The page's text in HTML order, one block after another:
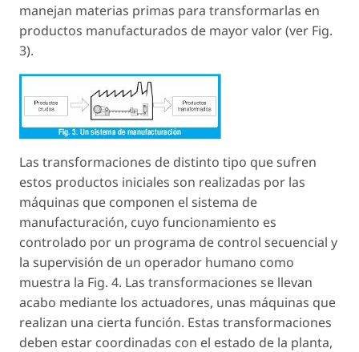
manejan materias primas para transformarlas en
productos manufacturados de mayor valor (ver Fig.
3).
Las transformaciones de distinto tipo que sufren
estos productos iniciales son realizadas por las
máquinas que componen el sistema de
manufacturación, cuyo funcionamiento es
controlado por un programa de control secuencial y
la supervisión de un operador humano como
muestra la Fig. 4. Las transformaciones se llevan
acabo mediante los actuadores, unas máquinas que
realizan una cierta función. Estas transformaciones
deben estar coordinadas con el estado de la planta,